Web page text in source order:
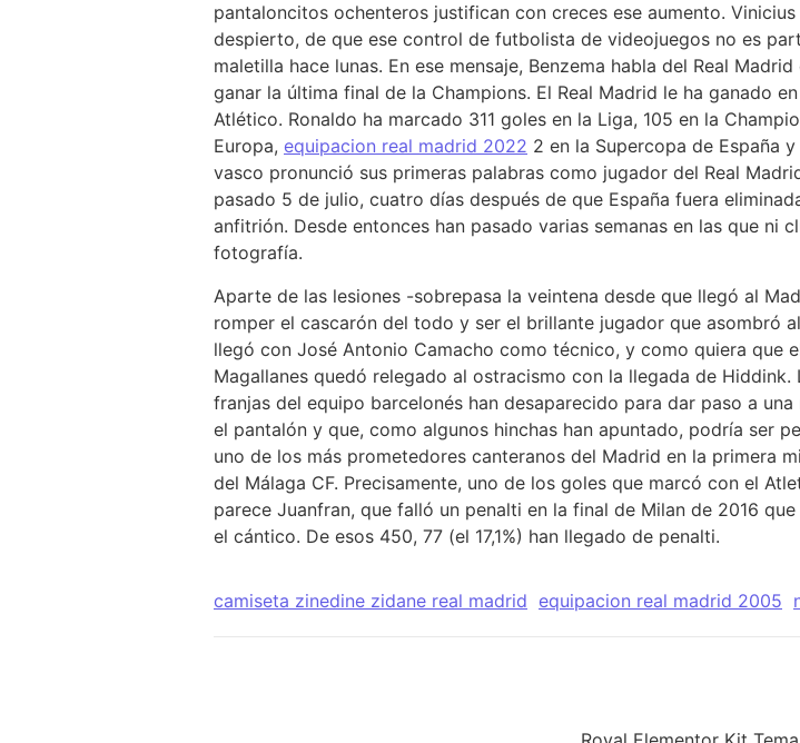
pantaloncitos ochenteros justifican con creces ese aumento.
despierto, de que ese control de futbolista de videojuegos no es
maletilla hace lunas. En ese mensaje, Benzema habla del Real
ganar la última final de la Champions. El Real Madrid le ha ganado
Atlético. Ronaldo ha marcado 311 goles en la Liga, 105 en la
Europa, equipacion real madrid 2022 2 en la Supercopa de España
vasco pronunció sus primeras palabras como jugador del Real
pasado 5 de julio, cuatro días después de que España fuera
anfitrión. Desde entonces han pasado varias semanas en las que ni
fotografía.
Aparte de las lesiones -sobrepasa la veintena desde que llegó al
romper el cascarón del todo y ser el brillante jugador que asombró
llegó con José Antonio Camacho como técnico, y como quiera que
Magallanes quedó relegado al ostracismo con la llegada de
franjas del equipo barcelonés han desaparecido para dar paso a
el pantalón y que, como algunos hinchas han apuntado, podría ser
uno de los más prometedores canteranos del Madrid en la primera
del Málaga CF. Precisamente, uno de los goles que marcó con el
parece Juanfran, que falló un penalti en la final de Milan de 2016
el cántico. De esos 450, 77 (el 17,1%) han llegado de penalti.
camiseta zinedine zidane real madrid equipacion real madrid 2005